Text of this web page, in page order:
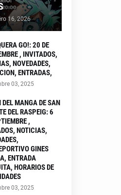
16, 2026
GO!: 20 DE
, INVITADOS,
NOVEDADES,
ENTRADAS,
03, 2025
DEL MANGA DE SAN
DEL RASPEIG: 6
,
NOTICIAS,
GINES
ENTRADA
HORARIOS DE
03, 2025